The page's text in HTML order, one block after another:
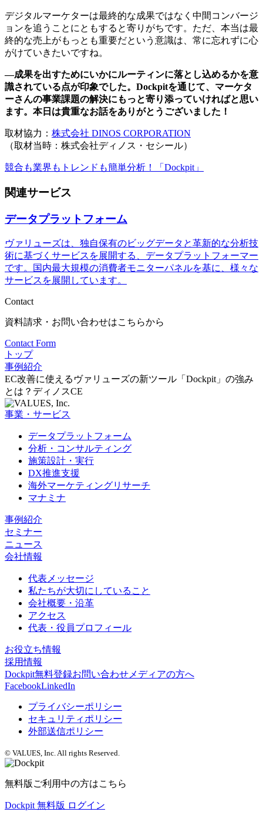
デジタルマーケターは最終的な成果ではなく中間コンバージ
ョンを追うことにともすると寄りがちです。ただ、本当は最
終的な売上がもっとも重要だという意識は、常に忘れずに心
がけていきたいですね。
―成果を出すためにいかにルーティンに落とし込めるかを意
識されている点が印象でした。Dockpitを通じて、マーケタ
ーさんの事業課題の解決にもっと寄り添っていければと思い
ます。本日は貴重なお話をありがとうございました！
取材協力： 株式会社 DINOS CORPORATION
（取材当時：株式会社ディノス・セシール）
競合も業界もトレンドも簡単分析！「Dockpit」
関連サービス
データプラットフォーム
ヴァリューズは、独自保有のビッグデータと革新的な分析技
術に基づくサービスを展開する、データプラットフォーマー
です。国内最大規模の消費者モニターパネルを基に、様々な
サービスを展開しています。
Contact
資料請求・お問い合わせはこちらから
Contact Form
トップ
事例紹介
EC改善に使えるヴァリューズの新ツール「Dockpit」の強み
とは？ディノスCE
事業・サービス
データプラットフォーム
分析・コンサルティング
施策設計・実行
DX推進支援
海外マーケティングリサーチ
マナミナ
事例紹介
セミナー
ニュース
会社情報
代表メッセージ
私たちが大切にしていること
会社概要・沿革
アクセス
代表・役員プロフィール
お役立ち情報
採用情報
Dockpit無料登録お問い合わせメディアの方へ
FacebookLinkedIn
プライバシーポリシー
セキュリティポリシー
外部送信ポリシー
© VALUES, Inc. All rights Reserved.
無料版ご利用中の方はこちら
Dockpit 無料版 ログイン